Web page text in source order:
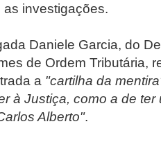
investigações.
Daniele Garcia, do
de Ordem Tributária,
a "cartilha da
à Justiça, como a de ter
Alberto".